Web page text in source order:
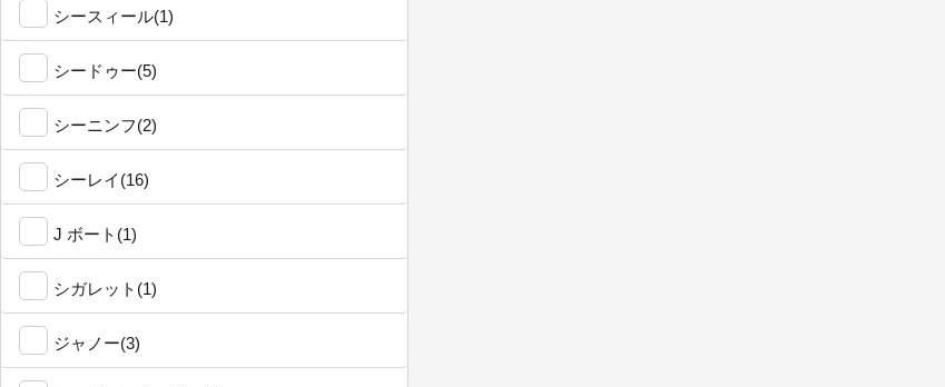
シースィール(1)
シードゥー(5)
シーニンフ(2)
シーレイ(16)
J ボート(1)
シガレット(1)
ジャノー(3)